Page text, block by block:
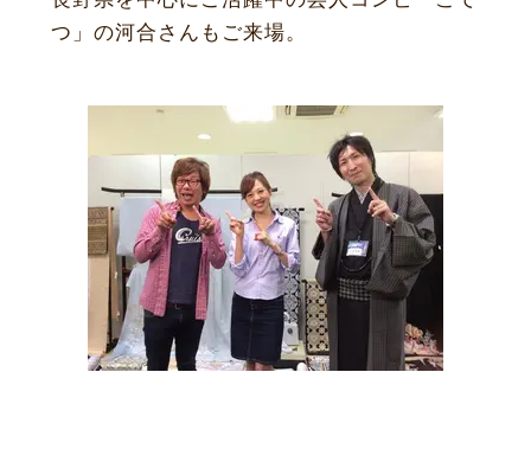
つ」の河合さんもご来場。